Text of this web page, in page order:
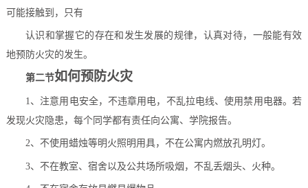
可能接触到，只有
认识和掌握它的存在和发生发展的规律，认真对待，一般能有效
地预防火灾的发生。
第二节如何预防火灾
1、注意用电安全，不违章用电，不乱拉电线、使用禁用电器。若
发现火灾隐患，每个同学都有责任向公寓、学院报告。
2、不使用蜡烛等明火照明用具，不在公寓内燃放孔明灯。
3、不在教室、宿舍以及公共场所吸烟，不乱丢烟头、火种。